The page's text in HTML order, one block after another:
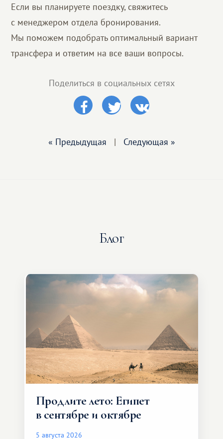
Если вы планируете поездку, свяжитесь
с менеджером отдела бронирования.
Мы поможем подобрать оптимальный вариант
трансфера и ответим на все ваши вопросы.
Поделиться в социальных сетях
« Предыдущая | Следующая »
Блог
Продлите лето: Египет
в сентябре и октябре
5 августа 2026